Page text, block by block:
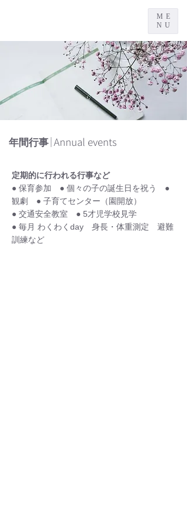
ME
NU
年間行事 ｜Annual events
定期的に行われる行事など
● 保育参加 ● 個々の子の誕生日を祝う ●
観劇 ● 子育てセンター（園開放）
● 交通安全教室 ● 5才児学校見学
● 毎月 わくわくday 身長・体重測定 避難
訓練など